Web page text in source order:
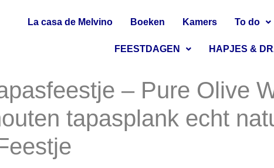
La casa de Melvino Boeken Kamers To do
FEESTDAGEN HAPJES &
– Pure Olive
tapasplank echt